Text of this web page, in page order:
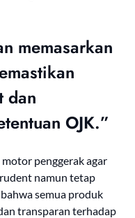
memasarkan
dan
OJK.”
penggerak agar
namun tetap
semua produk
transparan terhadap